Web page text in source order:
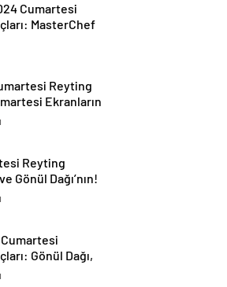
Cumartesi
MasterChef
Olimpiyat
Reyting
Ekranların
Reyting
Gönül Dağı’nın!
Cumartesi
Gönül Dağı,
Ben Leman,